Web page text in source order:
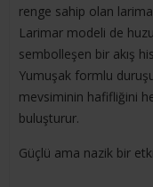
renge sahip olan
Larimar modeli de
sembolleşen bir akış
Yumuşak formlu
mevsiminin hafifliğini
buluşturur.
Güçlü ama nazik bir